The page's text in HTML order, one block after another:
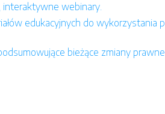
interaktywne webinary.
edukacyjnych do wykorzystania
bieżące zmiany